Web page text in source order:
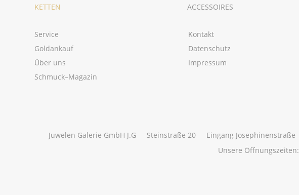
KETTEN
ACCESSOIRES
Service
Goldankauf
Über uns
Schmuck–Magazin
Kontakt
Datenschutz
Impressum
Juwelen Galerie GmbH J.G Steinstraße 20 Eingang Josephinenstraße
Unsere Öffnungszeiten: